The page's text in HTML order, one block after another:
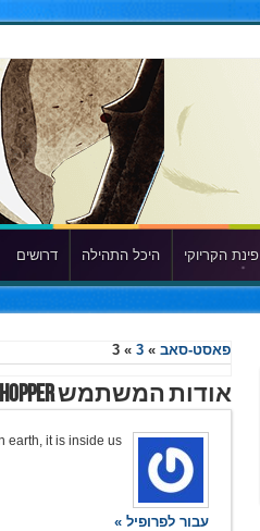
פינת הקריוקי היכל התהילה דרושים
פאסט-סאב »
3
»
3
אודות המשתמש Grasshopper
earth, it is inside us.
עבור לפרופיל »